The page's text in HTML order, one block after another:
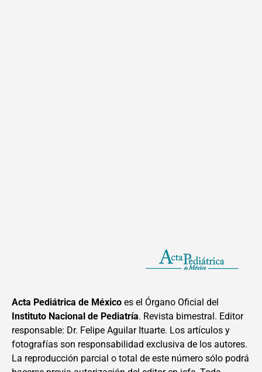
Acta Pediátrica de México es el Órgano Oficial del
Instituto Nacional de Pediatría. Revista bimestral. Editor
responsable: Dr. Felipe Aguilar Ituarte. Los artículos y
fotografías son responsabilidad exclusiva de los autores.
La reproducción parcial o total de este número sólo podrá